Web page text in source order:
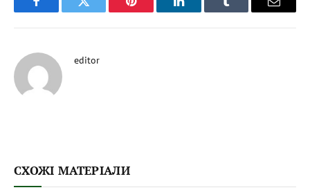
FacebookTwitter Pinterest LinkedInTumblr Email
editor
СХОЖІ МАТЕРІАЛИ